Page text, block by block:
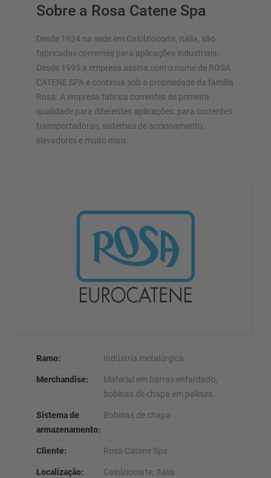
Sobre a Rosa Catene Spa
Desde 1924 na sede em Calolziocorte, Itália, são
fabricadas correntes para aplicações industriais.
Desde 1995 a empresa assina com o nome de ROSA
CATENE SPA e continua sob a propriedade da família
Rosa. A empresa fabrica correntes de primeira
qualidade para diferentes aplicações: para correntes
transportadoras, sistemas de accionamento,
elevadores e muito mais.
Ramo: Indústria metalúrgica
Merchandise:
Material em barras enfardado,
bobinas de chapa em paletes
Sistema de
armazenamento:
Bobinas de chapa
Cliente: Rosa Catene Spa
Localização: Calolziocorte, Itália